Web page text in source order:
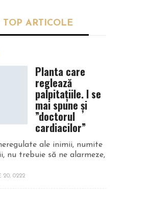
TOP ARTICOLE
Planta care
reglează
palpitațiile. I se
mai spune şi
”doctorul
cardiacilor”
ale inimii, numite
nu trebuie să ne alarmeze,
20, 0222